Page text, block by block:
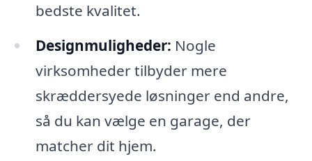
bedste kvalitet.
Designmuligheder: Nogle
virksomheder tilbyder mere
skræddersyede løsninger end andre,
så du kan vælge en garage, der
matcher dit hjem.